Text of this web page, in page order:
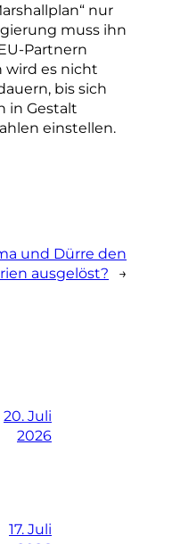
nur
muss ihn
Partnern
wird es nicht
bis sich
in Gestalt
einstellen.
und Dürre den
ausgelöst?
→
20. Juli
2026
17. Juli